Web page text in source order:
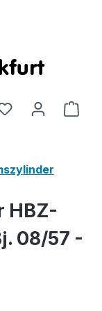
HBZ-
08/57 -